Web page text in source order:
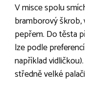
V misce spolu
bramborový škrob,
pepřem. Do těsta
lze podle
například
středně velké